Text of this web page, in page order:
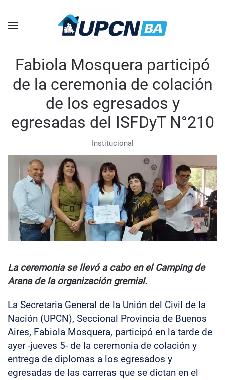
Skip to main content
Fabiola Mosquera participó
de la ceremonia de colación
de los egresados y
egresadas del ISFDyT N°210
Institucional
La ceremonia se llevó a cabo en el Camping de
Arana de la organización gremial.
La Secretaria General de la Unión del Civil de la
Nación (UPCN), Seccional Provincia de Buenos
Aires, Fabiola Mosquera, participó en la tarde de
ayer -jueves 5- de la ceremonia de colación y
entrega de diplomas a los egresados y
egresadas de las carreras que se dictan en el